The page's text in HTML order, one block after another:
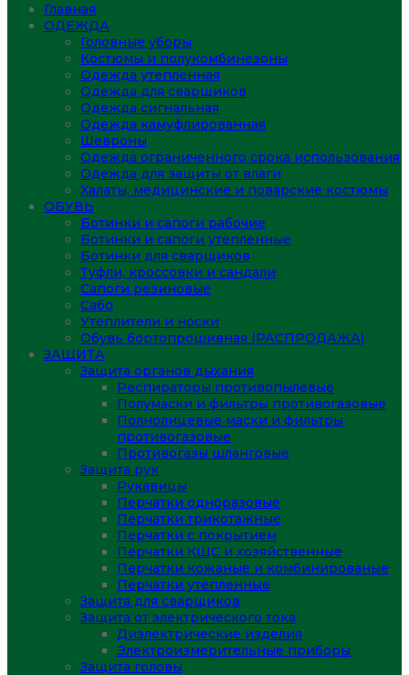
Главная
ОДЕЖДА
Головные уборы
Костюмы и полукомбинезоны
Одежда утепленная
Одежда для сварщиков
Одежда сигнальная
Одежда камуфлированная
Шевроны
Одежда ограниченного срока использования
Одежда для защиты от влаги
Халаты, медицинские и поварские костюмы
ОБУВЬ
Ботинки и сапоги рабочие
Ботинки и сапоги утепленные
Ботинки для сварщиков
Туфли, кроссовки и сандали
Сапоги резиновые
Сабо
Утеплители и носки
Обувь бортопрошивная (РАСПРОДАЖА)
ЗАЩИТА
Защита органов дыхания
Респираторы противопылевые
Полумаски и фильтры противогазовые
Полнолицевые маски и фильтры
противогазовые
Противогазы шланговые
Защита рук
Рукавицы
Перчатки одноразовые
Перчатки трикотажные
Перчатки с покрытием
Перчатки КЩС и хозяйственные
Перчатки кожаные и комбинированые
Перчатки утепленные
Защита для сварщиков
Защита от электрического тока
Диэлектрические изделия
Электроизмерительные приборы
Защита головы